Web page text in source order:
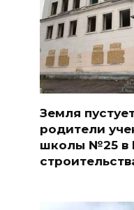
Земля
родители
школы №25 в